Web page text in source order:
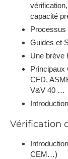
capacité
Processus
Guides et
Une brève
Principaux
CFD,
V&V 40 …
Vérification
CEM…)